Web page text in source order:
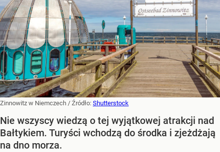
Zinnowitz w Niemczech / Źródło: Shutterstock
Nie wszyscy wiedzą o tej wyjątkowej atrakcji nad
Bałtykiem. Turyści wchodzą do środka i zjeżdżają
na dno morza.